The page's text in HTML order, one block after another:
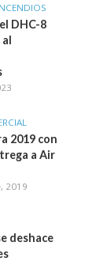
DHC-8
2019 con
a Air
2019
deshace